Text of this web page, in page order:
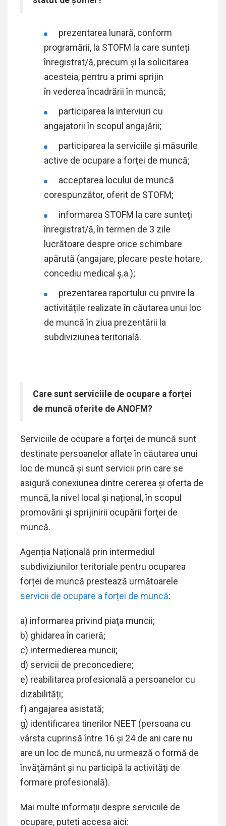
prezentarea lunară, conform
programării, la STOFM la care sunteți
înregistrat/ă, precum și la solicitarea
acesteia, pentru a primi sprijin
în vederea încadrării în muncă;
participarea la interviuri cu
angajatorii în scopul angajării;
participarea la serviciile și măsurile
active de ocupare a forţei de muncă;
acceptarea locului de muncă
corespunzător, oferit de STOFM;
informarea STOFM la care sunteți
înregistrat/ă, în termen de 3 zile
lucrătoare despre orice schimbare
apărută (angajare, plecare peste hotare,
concediu medical ș.a.);
prezentarea raportului cu privire la
activitățile realizate în căutarea unui loc
de muncă în ziua prezentării la
subdiviziunea teritorială.
Care sunt serviciile de ocupare a forței
de muncă oferite de ANOFM?
Serviciile de ocupare a forţei de muncă sunt
destinate persoanelor aflate în căutarea unui
loc de muncă și sunt servicii prin care se
asigură conexiunea dintre cererea şi oferta de
muncă, la nivel local și național, în scopul
promovării și sprijinirii ocupării forței de
muncă.
Agenția Națională prin intermediul
subdiviziunilor teritoriale pentru ocuparea
forței de muncă prestează următoarele
servicii de ocupare a forței de muncă:
a) informarea privind piaţa muncii;
b) ghidarea în carieră;
c) intermedierea muncii;
d) servicii de preconcediere;
e) reabilitarea profesională a persoanelor cu
dizabilități;
f) angajarea asistată;
g) identificarea tinerilor NEET (persoana cu
vârsta cuprinsă între 16 şi 24 de ani care nu
are un loc de muncă, nu urmează o formă de
învăţământ şi nu participă la activităţi de
formare profesională).
Mai multe informații despre serviciile de
ocupare, puteți accesa aici: